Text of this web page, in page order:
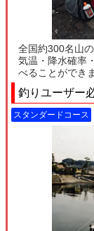
全国約300名山
気温・降水確率
べることができ
釣りユーザー
スタンダードコース